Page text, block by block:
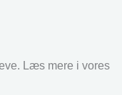
Læs mere i vores